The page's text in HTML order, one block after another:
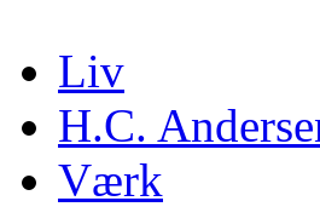
Liv
H.C.
Værk